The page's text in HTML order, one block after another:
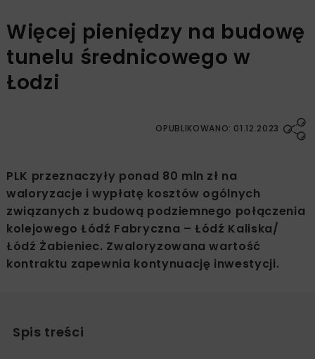
Więcej pieniędzy na budowę
tunelu średnicowego w
Łodzi
OPUBLIKOWANO: 01.12.2023
PLK przeznaczyły ponad 80 mln zł na
waloryzacje i wypłatę kosztów ogólnych
związanych z budową podziemnego połączenia
kolejowego Łódź Fabryczna – Łódź Kaliska/
Łódź Żabieniec. Zwaloryzowana wartość
kontraktu zapewnia kontynuację inwestycji.
Spis treści